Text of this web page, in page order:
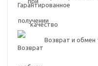
Возврат и обмен